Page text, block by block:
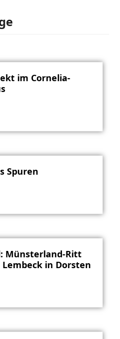
im Cornelia-
Spuren
Münsterland-Ritt
in Dorsten